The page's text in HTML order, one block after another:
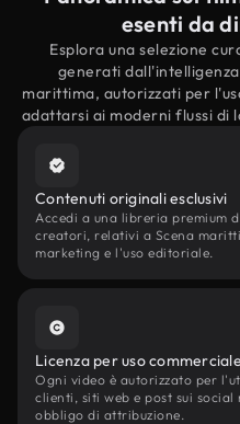
esenti da
Esplora una selezione
generati
marittima, autorizzati per
adattarsi ai moderni flussi di
Contenuti originali esclusivi
Accedi a una libreria premium
creatori, relativi a Scena
marketing e l'uso editoriale.
Licenza per uso commerciale
Ogni video è autorizzato per
clienti, siti web e post sui social
obbligo di attribuzione.